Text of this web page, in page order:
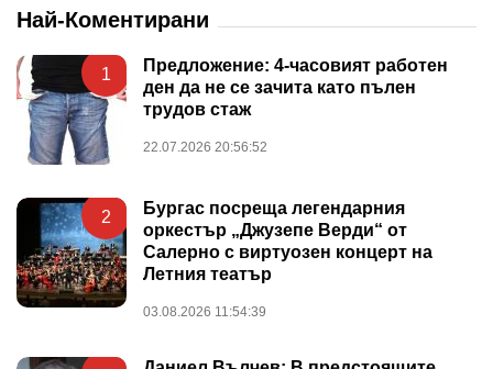
Най-Коментирани
1
Предложение: 4-часовият работен
ден да не се зачита като пълен
трудов стаж
22.07.2026 20:56:52
2
Бургас посреща легендарния
оркестър „Джузепе Верди“ от
Салерно с виртуозен концерт на
Летния театър
03.08.2026 11:54:39